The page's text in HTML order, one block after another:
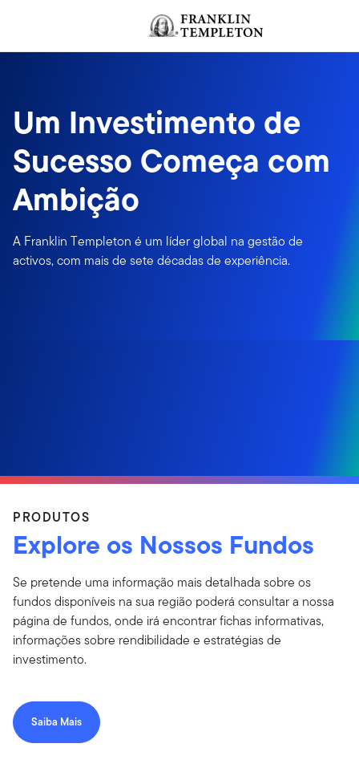
Um Investimento de
Sucesso Começa com
Ambição
A Franklin Templeton é um líder global na gestão de
activos, com mais de sete décadas de experiência.
PRODUTOS
Explore os Nossos Fundos
Se pretende uma informação mais detalhada sobre os
fundos disponíveis na sua região poderá consultar a nossa
página de fundos, onde irá encontrar fichas informativas,
informações sobre rendibilidade e estratégias de
investimento.
Saiba Mais